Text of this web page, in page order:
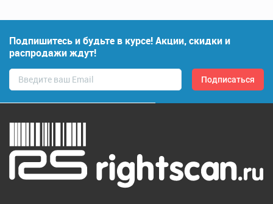
Подпишитесь и будьте в курсе! Акции, скидки и
распродажи ждут!